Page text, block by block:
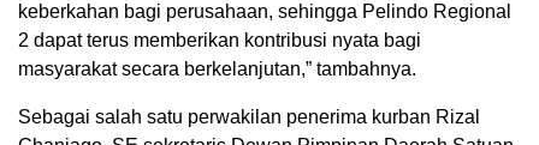
keberkahan bagi perusahaan, sehingga Pelindo Regional
2 dapat terus memberikan kontribusi nyata bagi
masyarakat secara berkelanjutan,” tambahnya.
Sebagai salah satu perwakilan penerima kurban Rizal